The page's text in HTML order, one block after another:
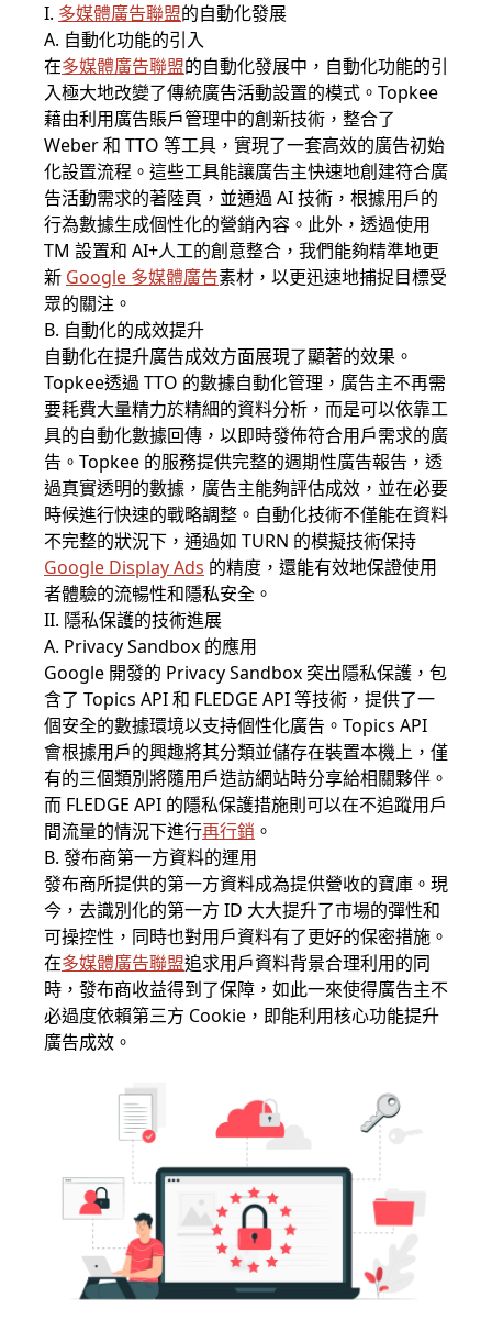
I. 多媒體廣告聯盟的自動化發展
A. 自動化功能的引入
在多媒體廣告聯盟的自動化發展中，自動化功能的引
入極大地改變了傳統廣告活動設置的模式。Topkee
藉由利用廣告賬戶管理中的創新技術，整合了
Weber 和 TTO 等工具，實現了一套高效的廣告初始
化設置流程。這些工具能讓廣告主快速地創建符合廣
告活動需求的著陸頁，並通過 AI 技術，根據用戶的
行為數據生成個性化的營銷內容。此外，透過使用
TM 設置和 AI+人工的創意整合，我們能夠精準地更
新 Google 多媒體廣告素材，以更迅速地捕捉目標受
眾的關注。
B. 自動化的成效提升
自動化在提升廣告成效方面展現了顯著的效果。
Topkee透過 TTO 的數據自動化管理，廣告主不再需
要耗費大量精力於精細的資料分析，而是可以依靠工
具的自動化數據回傳，以即時發佈符合用戶需求的廣
告。Topkee 的服務提供完整的週期性廣告報告，透
過真實透明的數據，廣告主能夠評估成效，並在必要
時候進行快速的戰略調整。自動化技術不僅能在資料
不完整的狀況下，通過如 TURN 的模擬技術保持
Google Display Ads 的精度，還能有效地保證使用
者體驗的流暢性和隱私安全。
II. 隱私保護的技術進展
A. Privacy Sandbox 的應用
Google 開發的 Privacy Sandbox 突出隱私保護，包
含了 Topics API 和 FLEDGE API 等技術，提供了一
個安全的數據環境以支持個性化廣告。Topics API
會根據用戶的興趣將其分類並儲存在裝置本機上，僅
有的三個類別將隨用戶造訪網站時分享給相關夥伴。
而 FLEDGE API 的隱私保護措施則可以在不追蹤用戶
間流量的情況下進行再行銷 。
B. 發布商第一方資料的運用
發布商所提供的第一方資料成為提供營收的寶庫。現
今，去識別化的第一方 ID 大大提升了市場的彈性和
可操控性，同時也對用戶資料有了更好的保密措施。
在多媒體廣告聯盟追求用戶資料背景合理利用的同
時，發布商收益得到了保障，如此一來使得廣告主不
必過度依賴第三方 Cookie，即能利用核心功能提升
廣告成效。